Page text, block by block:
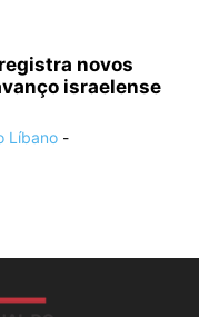
novos
israelense
Líbano -